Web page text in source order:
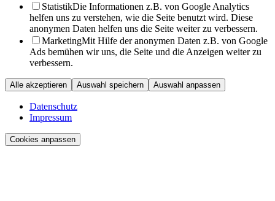
StatistikDie Informationen z.B. von Google Analytics
helfen uns zu verstehen, wie die Seite benutzt wird. Diese
anonymen Daten helfen uns die Seite weiter zu verbessern.
MarketingMit Hilfe der anonymen Daten z.B. von Google
Ads bemühen wir uns, die Seite und die Anzeigen weiter zu
verbessern.
Alle akzeptieren Auswahl speichern Auswahl anpassen
Datenschutz
Impressum
Cookies anpassen